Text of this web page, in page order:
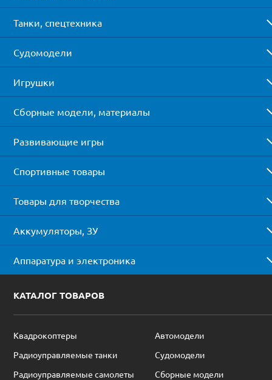
Танки, спецтехника
Судомодели
Игрушки
Сборные модели, материалы
Развивающие игры
Спортивные товары
Товары для творчества
Аккумуляторы, ЗУ
Аппаратура и электроника
КАТАЛОГ ТОВАРОВ
Квадрокоптеры
Автомодели
Радиоуправляемые танки
Судомодели
Радиоуправляемые самолеты
Сборные модели